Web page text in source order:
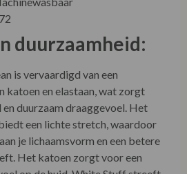
katoen en elastaan, wat zorgt
duurzaam draaggevoel. Het
een lichte stretch, waardoor
Het katoen zorgt voor een
op de huid. White Stuff streeft
materialen te gebruiken en
te hanteren, wat betekent
bewuste keuze maakt voor